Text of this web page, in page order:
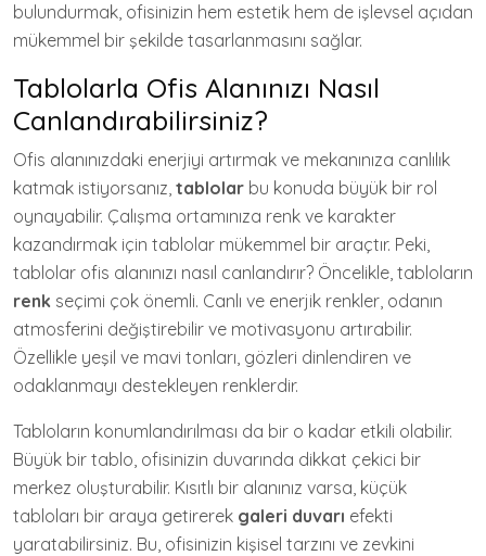
bulundurmak, ofisinizin hem estetik hem de işlevsel açıdan
mükemmel bir şekilde tasarlanmasını sağlar.
Tablolarla Ofis Alanınızı Nasıl
Canlandırabilirsiniz?
Ofis alanınızdaki enerjiyi artırmak ve mekanınıza canlılık
katmak istiyorsanız, tablolar bu konuda büyük bir rol
oynayabilir. Çalışma ortamınıza renk ve karakter
kazandırmak için tablolar mükemmel bir araçtır. Peki,
tablolar ofis alanınızı nasıl canlandırır? Öncelikle, tabloların
renk seçimi çok önemli. Canlı ve enerjik renkler, odanın
atmosferini değiştirebilir ve motivasyonu artırabilir.
Özellikle yeşil ve mavi tonları, gözleri dinlendiren ve
odaklanmayı destekleyen renklerdir.
Tabloların konumlandırılması da bir o kadar etkili olabilir.
Büyük bir tablo, ofisinizin duvarında dikkat çekici bir
merkez oluşturabilir. Kısıtlı bir alanınız varsa, küçük
tabloları bir araya getirerek galeri duvarı efekti
yaratabilirsiniz. Bu, ofisinizin kişisel tarzını ve zevkini